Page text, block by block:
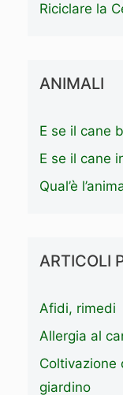
Riciclare la
ANIMALI
E se il cane
E se il cane
Qual’è
ARTICOLI
Afidi, rimedi
Allergia al
Coltivazione
giardino